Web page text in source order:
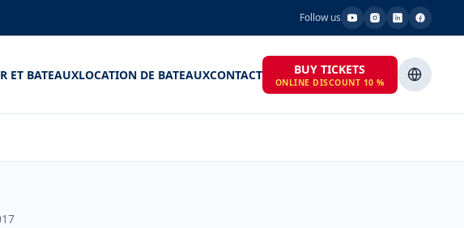
Follow us
ET BATEAUXLOCATION DE BATEAUXCONTACT BUY TICKETS
ONLINE DISCOUNT 10 %